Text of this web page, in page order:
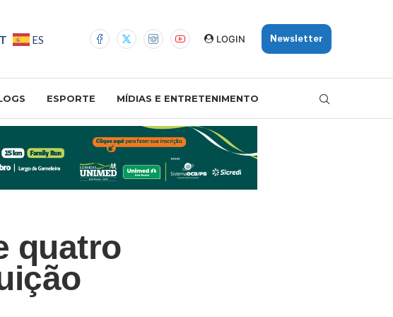
ES LOGIN Newsletter
ESPORTE MÍDIAS E ENTRETENIMENTO
quatro